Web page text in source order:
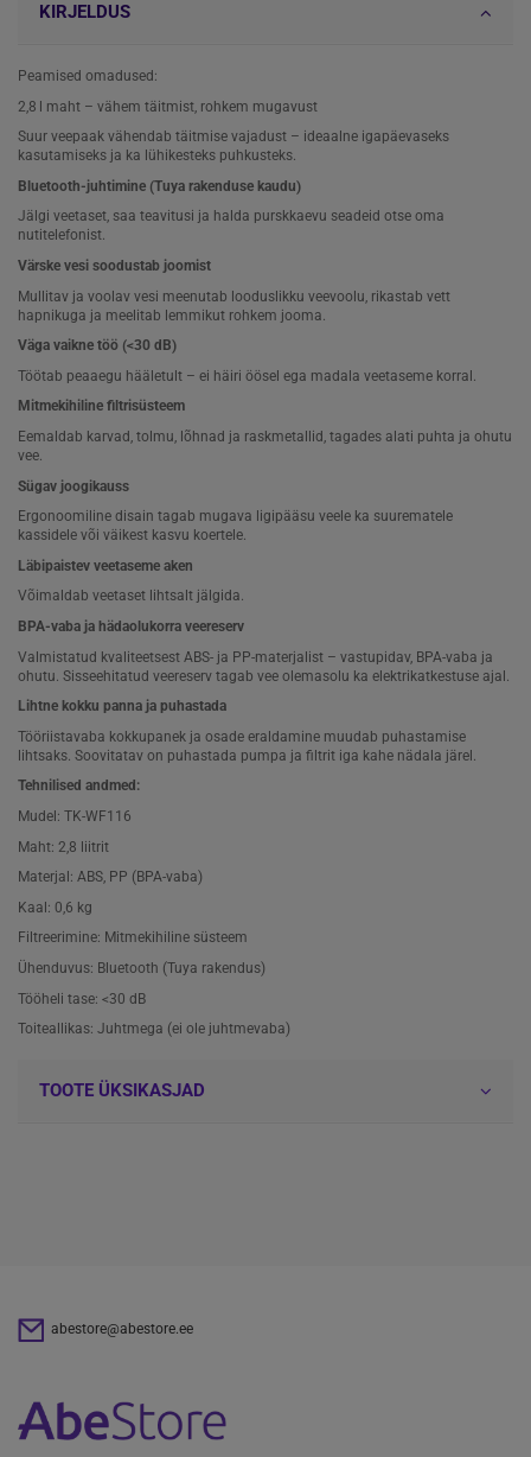
KIRJELDUS
Peamised omadused:
2,8 l maht – vähem täitmist, rohkem mugavust
Suur veepaak vähendab täitmise vajadust – ideaalne igapäevaseks
kasutamiseks ja ka lühikesteks puhkusteks.
Bluetooth-juhtimine (Tuya rakenduse kaudu)
Jälgi veetaset, saa teavitusi ja halda purskkaevu seadeid otse oma
nutitelefonist.
Värske vesi soodustab joomist
Mullitav ja voolav vesi meenutab looduslikku veevoolu, rikastab vett
hapnikuga ja meelitab lemmikut rohkem jooma.
Väga vaikne töö (<30 dB)
Töötab peaaegu hääletult – ei häiri öösel ega madala veetaseme korral.
Mitmekihiline filtrisüsteem
Eemaldab karvad, tolmu, lõhnad ja raskmetallid, tagades alati puhta ja ohutu
vee.
Sügav joogikauss
Ergonoomiline disain tagab mugava ligipääsu veele ka suurematele
kassidele või väikest kasvu koertele.
Läbipaistev veetaseme aken
Võimaldab veetaset lihtsalt jälgida.
BPA-vaba ja hädaolukorra veereserv
Valmistatud kvaliteetsest ABS- ja PP-materjalist – vastupidav, BPA-vaba ja
ohutu. Sisseehitatud veereserv tagab vee olemasolu ka elektrikatkestuse ajal.
Lihtne kokku panna ja puhastada
Tööriistavaba kokkupanek ja osade eraldamine muudab puhastamise
lihtsaks. Soovitatav on puhastada pumpa ja filtrit iga kahe nädala järel.
Tehnilised andmed:
Mudel: TK-WF116
Maht: 2,8 liitrit
Materjal: ABS, PP (BPA-vaba)
Kaal: 0,6 kg
Filtreerimine: Mitmekihiline süsteem
Ühenduvus: Bluetooth (Tuya rakendus)
Tööheli tase: <30 dB
Toiteallikas: Juhtmega (ei ole juhtmevaba)
TOOTE ÜKSIKASJAD
abestore@abestore.ee